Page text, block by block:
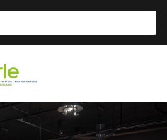
Visit
Baarle